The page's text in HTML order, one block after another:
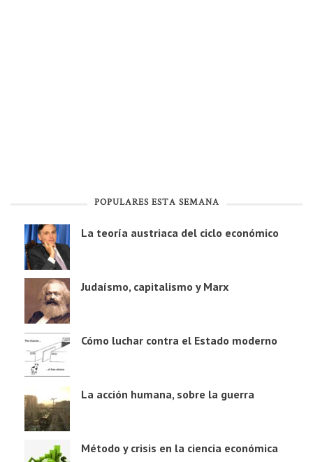
POPULARES ESTA SEMANA
La teoría austriaca del ciclo económico
Judaísmo, capitalismo y Marx
Cómo luchar contra el Estado moderno
La acción humana, sobre la guerra
Método y crisis en la ciencia económica